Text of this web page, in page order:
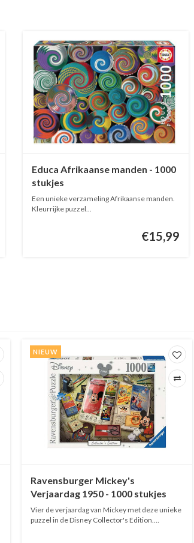
Educa Afrikaanse manden - 1000
stukjes
Een unieke verzameling Afrikaanse manden.
Kleurrijke puzzel...
€15,99
NIEUW
Ravensburger Mickey's
Verjaardag 1950 - 1000 stukjes
Vier de verjaardag van Mickey met deze unieke
puzzel in de Disney Collector's Edition.